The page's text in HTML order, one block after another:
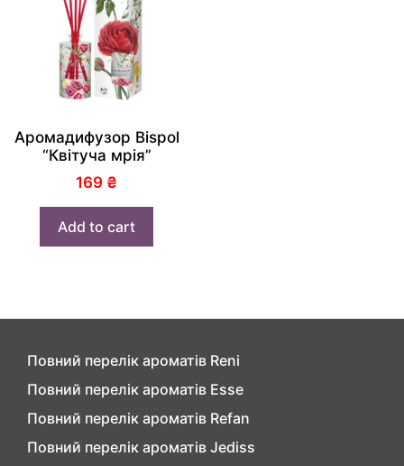
Аромадифузор Bispol
“Квітуча мрія”
169 ₴
Add to cart
Повний перелік ароматів Reni
Повний перелік ароматів Esse
Повний перелік ароматів Refan
Повний перелік ароматів Jediss